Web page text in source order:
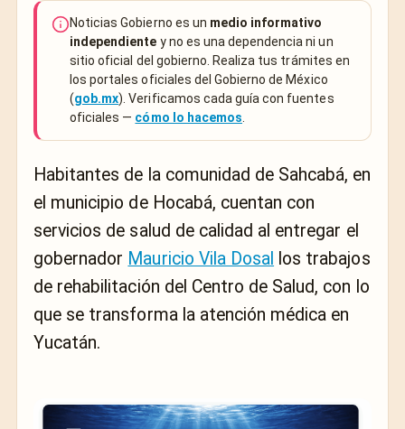
Noticias Gobierno es un medio informativo
independiente y no es una dependencia ni un
sitio oficial del gobierno. Realiza tus trámites en
los portales oficiales del Gobierno de México
(gob.mx). Verificamos cada guía con fuentes
oficiales — cómo lo hacemos
Habitantes de la comunidad de Sahcabá, en
el municipio de Hocabá, cuentan con
servicios de salud de calidad al entregar el
gobernador Mauricio Vila Dosal
los trabajos
de rehabilitación del Centro de Salud, con lo
que se transforma la atención médica en
Yucatán.